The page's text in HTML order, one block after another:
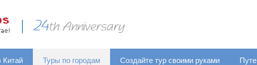
Китай Туры по городам Создайте тур своими руками